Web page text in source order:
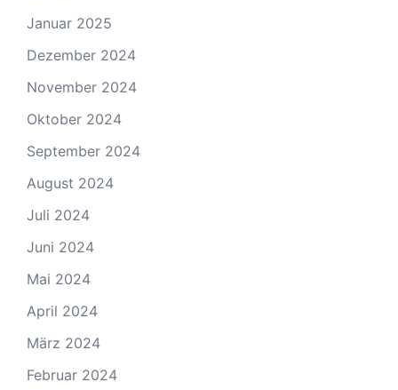
Januar 2025
Dezember 2024
November 2024
Oktober 2024
September 2024
August 2024
Juli 2024
Juni 2024
Mai 2024
April 2024
März 2024
Februar 2024